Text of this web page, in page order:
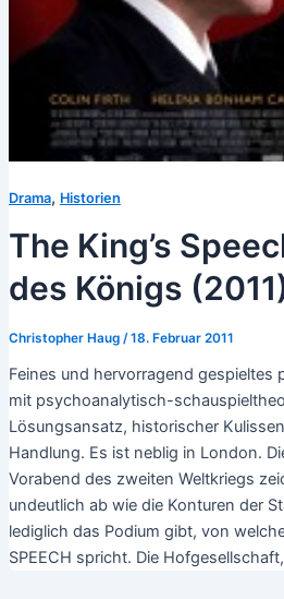
Drama, Historien
The King’s
des Königs
Christopher Haug /18. Februar 2011
Feines und hervorragend gespieltes
mit psychoanalytisch-
Lösungsansatz, historischer
Handlung. Es ist neblig in London.
Vorabend des zweiten Weltkriegs
undeutlich ab wie die Konturen der
lediglich das Podium gibt, von
SPEECH spricht. Die